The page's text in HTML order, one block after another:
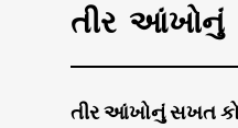
તીર
તીર આંખોનું સખત